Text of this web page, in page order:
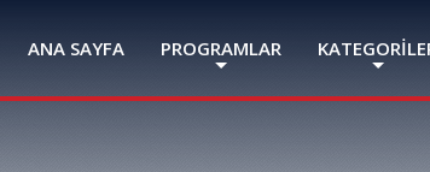
ANA SAYFA PROGRAMLAR